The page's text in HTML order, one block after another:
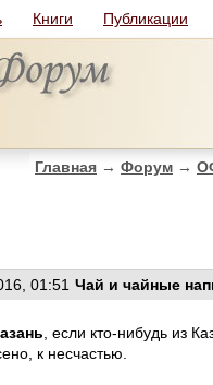
Книги Публикации
Главная → Форум →
01:51 Чай и чайные
, если кто-нибудь из
к несчастью.